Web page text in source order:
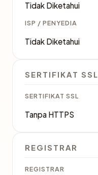
Tidak Diketahui
ISP / PENYEDIA
Tidak Diketahui
SERTIFIKAT SSL
SERTIFIKAT SSL
Tanpa HTTPS
REGISTRAR
REGISTRAR